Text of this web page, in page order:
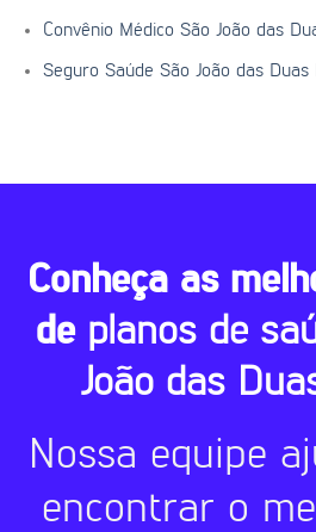
Convênio Médico São João das
Seguro Saúde São João das Duas
Conheça as
de planos de
João das
Nossa equipe
encontrar o